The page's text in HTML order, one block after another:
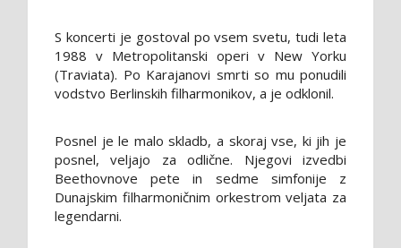
S koncerti je gostoval po vsem svetu, tudi leta
1988 v Metropolitanski operi v New Yorku
(Traviata). Po Karajanovi smrti so mu ponudili
vodstvo Berlinskih filharmonikov, a je odklonil.
Posnel je le malo skladb, a skoraj vse, ki jih je
posnel, veljajo za odlične. Njegovi izvedbi
Beethovnove pete in sedme simfonije z
Dunajskim filharmoničnim orkestrom veljata za
legendarni.